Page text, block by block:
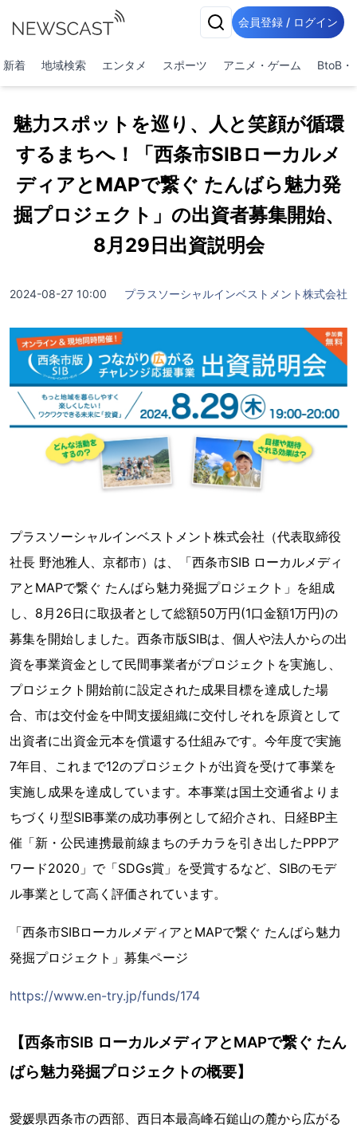
会員登録 / ログイン
新着 地域検索 エンタメ スポーツ アニメ・ゲーム BtoB・
魅力スポットを巡り、人と笑顔が循環
するまちへ！「西条市SIBローカルメ
ディアとMAPで繋ぐ たんばら魅力発
掘プロジェクト」の出資者募集開始、
8月29日出資説明会
2024-08-27 10:00 プラスソーシャルインベストメント株式会社
プラスソーシャルインベストメント株式会社（代表取締役
社長 野池雅人、京都市）は、「西条市SIB ローカルメディ
アとMAPで繋ぐ たんばら魅力発掘プロジェクト」を組成
し、8月26日に取扱者として総額50万円(1口金額1万円)の
募集を開始しました。西条市版SIBは、個人や法人からの出
資を事業資金として民間事業者がプロジェクトを実施し、
プロジェクト開始前に設定された成果目標を達成した場
合、市は交付金を中間支援組織に交付しそれを原資として
出資者に出資金元本を償還する仕組みです。今年度で実施
7年目、これまで12のプロジェクトが出資を受けて事業を
実施し成果を達成しています。本事業は国土交通省よりま
ちづくり型SIB事業の成功事例として紹介され、日経BP主
催「新・公民連携最前線まちのチカラを引き出したPPPア
ワード2020」で「SDGs賞」を受賞するなど、SIBのモデ
ル事業として高く評価されています。
「西条市SIBローカルメディアとMAPで繋ぐ たんばら魅力
発掘プロジェクト」募集ページ
https://www.en-try.jp/funds/174
【西条市SIB ローカルメディアとMAPで繋ぐ たん
ばら魅力発掘プロジェクトの概要】
愛媛県西条市の西部、西日本最高峰石鎚山の麓から広がる